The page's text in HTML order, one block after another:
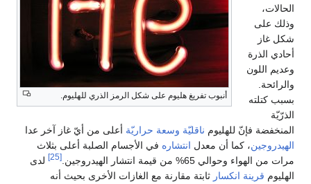
أنبوب تفريغ هليوم على شكل الرمز الذري للهليوم.
الحالات،
وذلك على
شكل غاز
أحادي الذرة
وعديم اللون
والرائحة.
بسبب كتلته
الذرّيّة
المنخفضة فإنّ للهليوم ناقليّة وسعة حراريّة أعلى من أيّ غاز آخر عدا
الهيدروجين، كما أن معدل انتشاره في الأجسام الصلبة أعلى بثلاث
مرات من الهواء وحوالي 65% من قيمة انتشار الهيدروجين.
[25]
لدى
الهليوم قرينة انكسار ثابتة مقارنة مع الغازات الأخرى بحيث أنه